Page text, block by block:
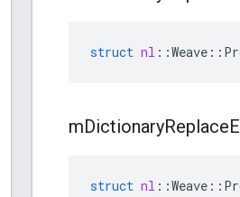
struct nl ::Weave ::
mDictionaryReplace
struct nl ::Weave ::